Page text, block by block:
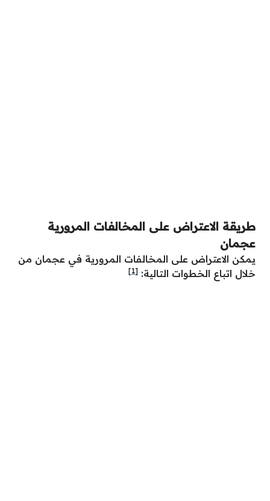
طريقة الاعتراض على المخالفات المرورية
عجمان
يمكن الاعتراض على المخالفات المرورية في عجمان من
خلال اتباع الخطوات التالية: [1]